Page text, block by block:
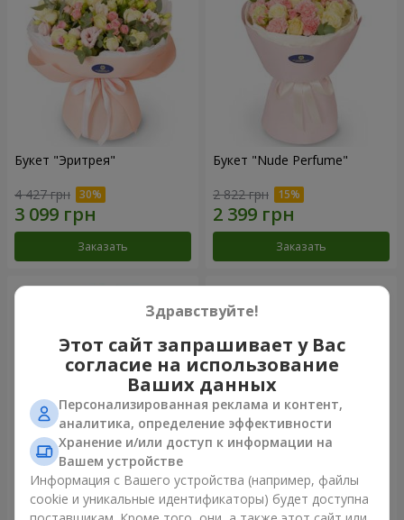
Букет "Эритрея"
4 427 грн
Заказать
Букет "Nude Perfume"
2 822 грн
Заказать
Букет "Розовая нежность"
4 427 грн
Композиция "Ностальжи"
6 427 грн
Здравствуйте!
Этот сайт запрашивает у Вас
согласие на использование
Ваших данных
Персонализированная реклама и контент,
аналитика, определение эффективности
Хранение и/или доступ к информации на
Вашем устройстве
Информация с Вашего устройства (например, файлы
cookie и уникальные идентификаторы) будет доступна